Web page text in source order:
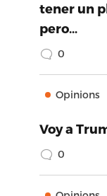
tener un
pero…
0
Opinions
Voy a
0